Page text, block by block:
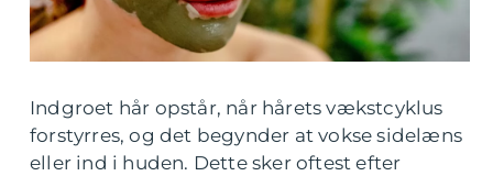
Indgroet hår opstår, når hårets vækstcyklus
forstyrres, og det begynder at vokse sidelæns
eller ind i huden. Dette sker oftest efter